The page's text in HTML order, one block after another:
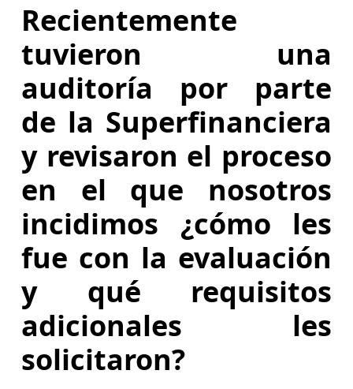
Recientemente
tuvieron una
auditoría por parte
de la Superfinanciera
y revisaron el proceso
en el que nosotros
incidimos ¿cómo les
fue con la evaluación
y qué requisitos
adicionales les
solicitaron?